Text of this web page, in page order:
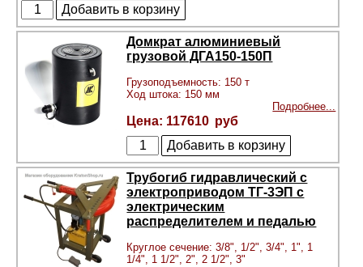
Домкрат алюминиевый
грузовой ДГА150-150П
Грузоподъемность: 150 т
Ход штока: 150 мм
Подробнее...
117610
Трубогиб гидравлический с
электроприводом ТГ-3ЭП с
электрическим
распределителем и педалью
Круглое сечение: 3/8", 1/2", 3/4", 1", 1
1/4", 1 1/2", 2", 2 1/2", 3"